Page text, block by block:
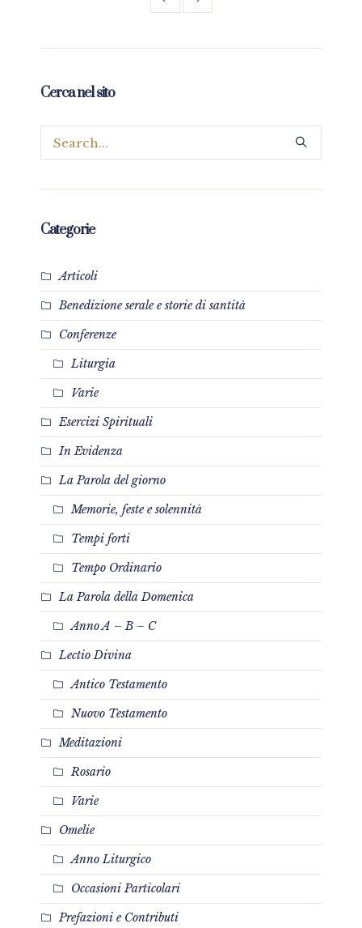
Cerca nel sito
Categorie
Articoli
Benedizione serale e storie di santità
Conferenze
Liturgia
Varie
Esercizi Spirituali
In Evidenza
La Parola del giorno
Memorie, feste e solennità
Tempi forti
Tempo Ordinario
La Parola della Domenica
Anno A – B – C
Lectio Divina
Antico Testamento
Nuovo Testamento
Meditazioni
Rosario
Varie
Omelie
Anno Liturgico
Occasioni Particolari
Prefazioni e Contributi